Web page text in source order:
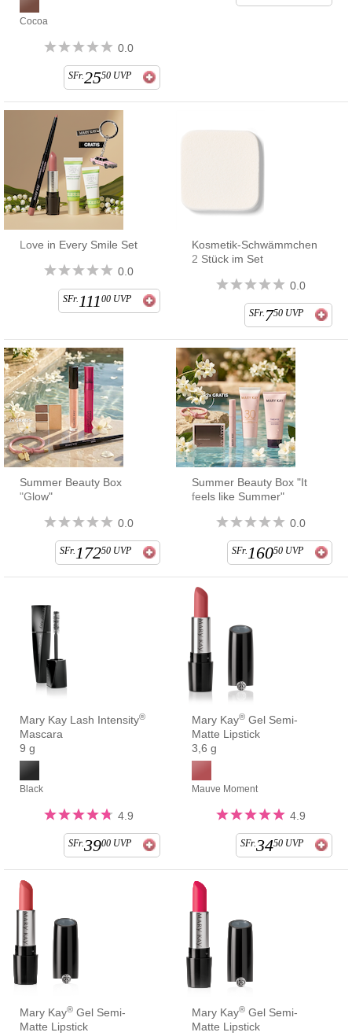
Cocoa
0.0
SFr.2550 UVP
Love in Every Smile Set
0.0
SFr. 111 00 UVP
Kosmetik-Schwämmchen
2 Stück im Set
0.0
SFr. 750 UVP
Summer Beauty Box
"Glow"
0.0
SFr. 17250 UVP
Summer Beauty Box "It
feels like Summer"
0.0
SFr. 16050 UVP
Mary Kay Lash Intensity®
Mascara
9 g
Black
4.9
SFr.3900 UVP
Mary Kay® Gel Semi-
Matte Lipstick
3,6 g
Mauve Moment
4.9
SFr.3450 UVP
Mary Kay® Gel Semi-
Matte Lipstick
Mary Kay® Gel Semi-
Matte Lipstick